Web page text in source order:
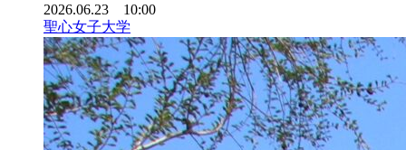
2026.06.23 10:00
聖心女子大学